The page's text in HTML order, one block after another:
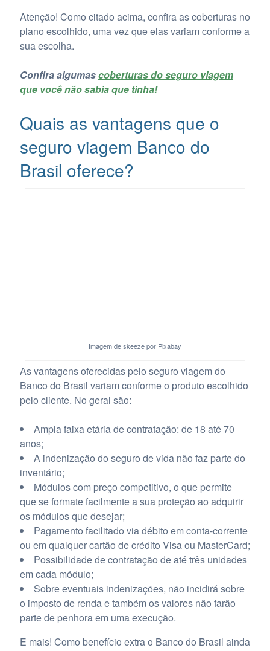
Atenção! Como citado acima, confira as coberturas no
plano escolhido, uma vez que elas variam conforme a
sua escolha.
Confira algumascoberturas do seguro viagem
que você não sabia que tinha!
Quais as vantagens que o
seguro viagem Banco do
Brasil oferece?
Imagem de skeeze por Pixabay
As vantagens oferecidas pelo seguro viagem do
Banco do Brasil variam conforme o produto escolhido
pelo cliente. No geral são:
Ampla faixa etária de contratação: de 18 até 70
anos;
A indenização do seguro de vida não faz parte do
inventário;
Módulos com preço competitivo, o que permite
que se formate facilmente a sua proteção ao adquirir
os módulos que desejar;
Pagamento facilitado via débito em conta-corrente
ou em qualquer cartão de crédito Visa ou MasterCard;
Possibilidade de contratação de até três unidades
em cada módulo;
Sobre eventuais indenizações, não incidirá sobre
o imposto de renda e também os valores não farão
parte de penhora em uma execução.
E mais! Como benefício extra o Banco do Brasil ainda